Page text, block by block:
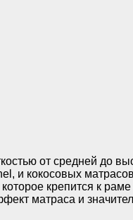
от средней до
и кокосовых
крепится к
матраса и